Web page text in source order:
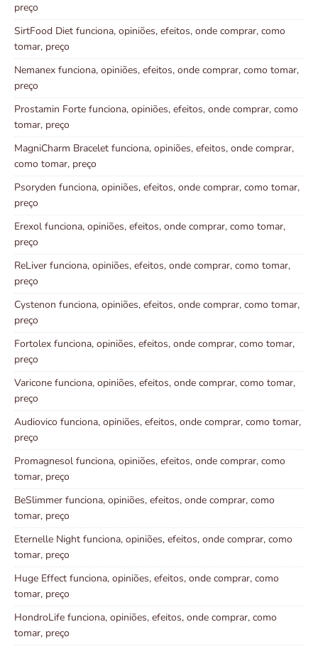
preço
SirtFood Diet funciona, opiniões, efeitos, onde comprar, como
tomar, preço
Nemanex funciona, opiniões, efeitos, onde comprar, como tomar,
preço
Prostamin Forte funciona, opiniões, efeitos, onde comprar, como
tomar, preço
MagniCharm Bracelet funciona, opiniões, efeitos, onde comprar,
como tomar, preço
Psoryden funciona, opiniões, efeitos, onde comprar, como tomar,
preço
Erexol funciona, opiniões, efeitos, onde comprar, como tomar,
preço
ReLiver funciona, opiniões, efeitos, onde comprar, como tomar,
preço
Cystenon funciona, opiniões, efeitos, onde comprar, como tomar,
preço
Fortolex funciona, opiniões, efeitos, onde comprar, como tomar,
preço
Varicone funciona, opiniões, efeitos, onde comprar, como tomar,
preço
Audiovico funciona, opiniões, efeitos, onde comprar, como tomar,
preço
Promagnesol funciona, opiniões, efeitos, onde comprar, como
tomar, preço
BeSlimmer funciona, opiniões, efeitos, onde comprar, como
tomar, preço
Eternelle Night funciona, opiniões, efeitos, onde comprar, como
tomar, preço
Huge Effect funciona, opiniões, efeitos, onde comprar, como
tomar, preço
HondroLife funciona, opiniões, efeitos, onde comprar, como
tomar, preço